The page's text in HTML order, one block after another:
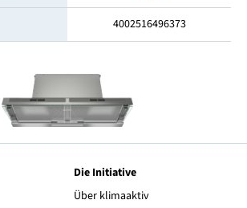
4002516496373
Die Initiative
Über klimaaktiv